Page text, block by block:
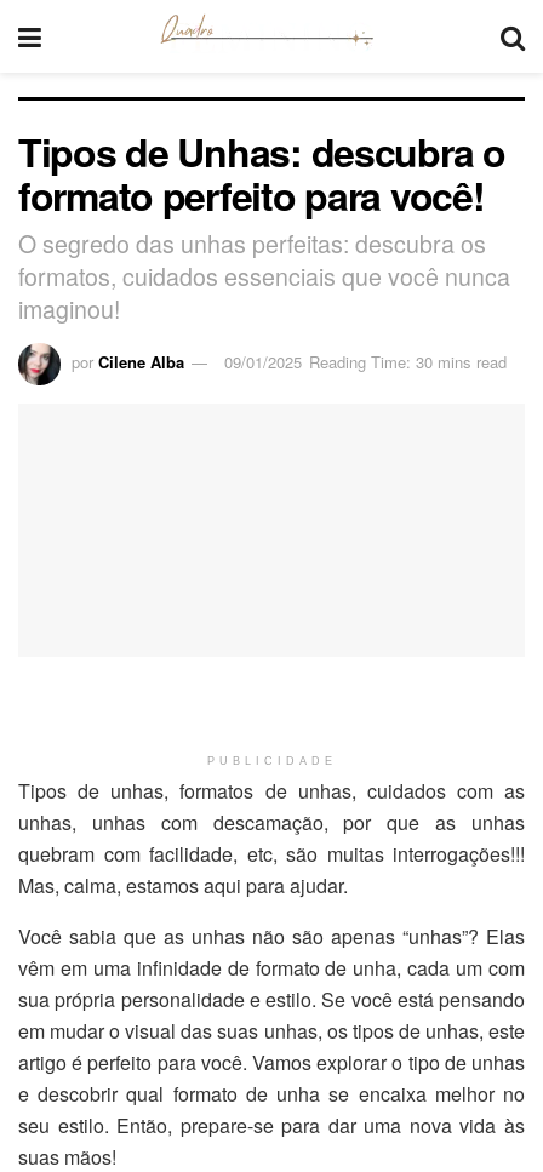
Tipos de Unhas: descubra o
formato perfeito para você!
O segredo das unhas perfeitas: descubra os
formatos, cuidados essenciais que você nunca
imaginou!
por Cilene Alba 09/01/2025 Reading Time: 30 mins read
PUBLICIDADE
Tipos de unhas, formatos de unhas, cuidados com as
unhas, unhas com descamação, por que as unhas
quebram com facilidade, etc, são muitas interrogações!!!
Mas, calma, estamos aqui para ajudar.
Você sabia que as unhas não são apenas “unhas”? Elas
vêm em uma infinidade de formato de unha, cada um com
sua própria personalidade e estilo. Se você está pensando
em mudar o visual das suas unhas, os tipos de unhas, este
artigo é perfeito para você. Vamos explorar o tipo de unhas
e descobrir qual formato de unha se encaixa melhor no
seu estilo. Então, prepare-se para dar uma nova vida às
suas mãos!